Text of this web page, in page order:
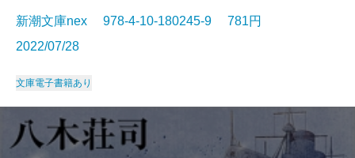
新潮文庫nex 978-4-10-180245-9 781円
2022/07/28
文庫電子書籍あり